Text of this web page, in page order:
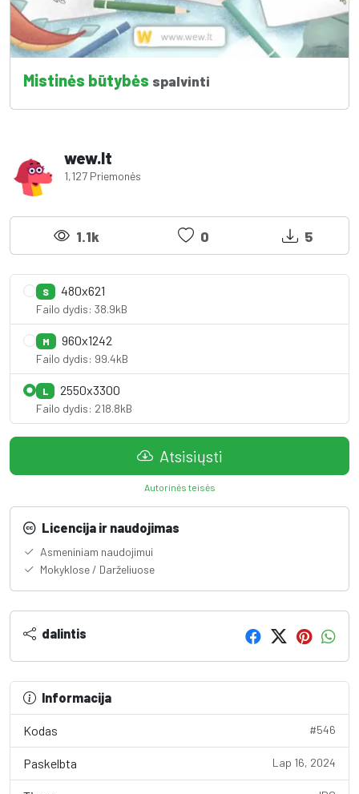
Mistinės būtybės spalvinti
wew.lt
1,127 Priemonės
1.1k 0 5
S 480x621
Failo dydis: 38.9kB
M 960x1242
Failo dydis: 99.4kB
L 2550x3300
Failo dydis: 218.8kB
Atsisiųsti
Autorinės teisės
Licencija ir naudojimas
Asmeniniam naudojimui
Mokyklose / Darželiuose
dalintis
Informacija
Kodas #546
Paskelbta Lap 16, 2024